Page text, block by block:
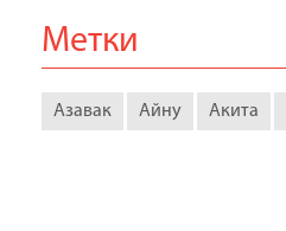
Метки
Азавак Айну Акита